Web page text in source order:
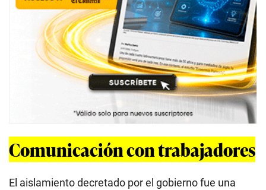
Comunicación con trabajadores
El aislamiento decretado por el gobierno fue una